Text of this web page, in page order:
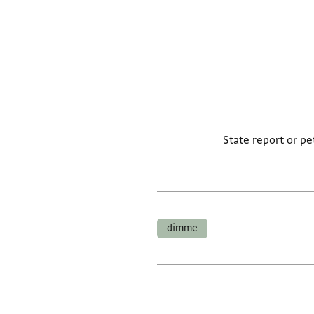
State report or
dimme